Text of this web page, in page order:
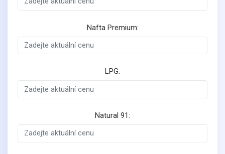
Nafta Premium:
LPG:
Natural 91: